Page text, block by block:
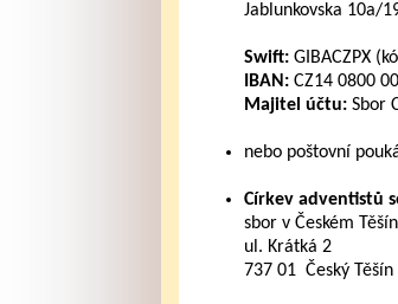
Jablunkovska 10a/
Swift:GIBACZPX
IBAN:CZ14 0800
Majitel účtu:Sbor
nebo poštovní
Církev adventistů
sbor v Českém
ul. Krátká 2
737 01 Český Těšín